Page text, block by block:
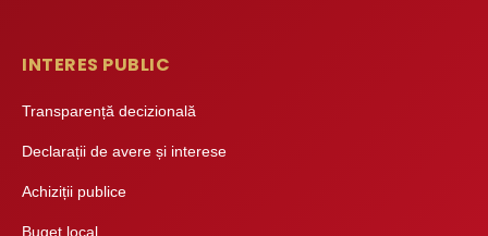
INTERES PUBLIC
Transparență decizională
Declarații de avere și interese
Achiziții publice
Buget local